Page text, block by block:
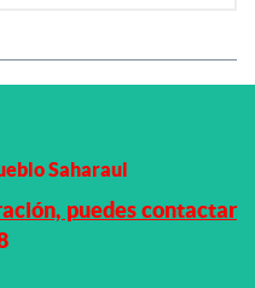
Saharaui
puedes contactar